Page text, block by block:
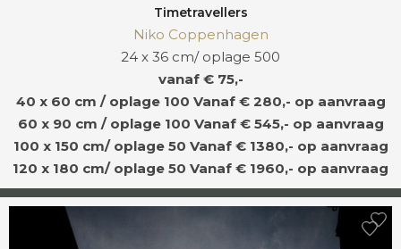
Timetravellers
Niko Coppenhagen
24 x 36 cm/ oplage 500
vanaf € 75,-
40 x 60 cm / oplage 100 Vanaf € 280,- op aanvraag
60 x 90 cm / oplage 100 Vanaf € 545,- op aanvraag
100 x 150 cm/ oplage 50 Vanaf € 1380,- op aanvraag
120 x 180 cm/ oplage 50 Vanaf € 1960,- op aanvraag